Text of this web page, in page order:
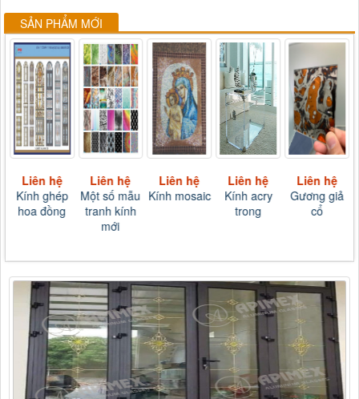
SẢN PHẨM MỚI
Liên hệ
Kính ghép
hoa đồng
Liên hệ
Một số mẫu
tranh kính
mới
Liên hệ
Kính mosaic
Liên hệ
Kính acry
trong
Liên hệ
Gương giả
cổ